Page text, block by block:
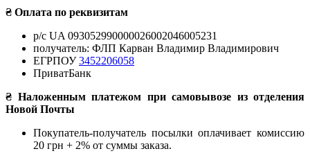
₴ Оплата по реквизитам
р/с UA 093052990000026002046005231
получатель: ФЛП Карван Владимир Владимирович
ЕГРПОУ3452206058
ПриватБанк
₴ Наложенным платежом при самовывозе из отделения
Новой Почты
Покупатель-получатель посылки оплачивает комиссию
20 грн + 2% от суммы заказа.